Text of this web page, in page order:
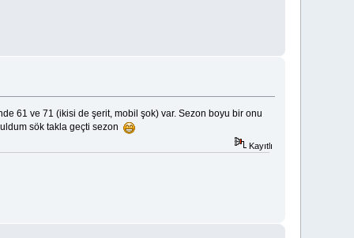
61 ve 71 (ikisi de şerit, mobil şok) var. Sezon boyu bir onu
sök takla geçti sezon
Kayıtlı